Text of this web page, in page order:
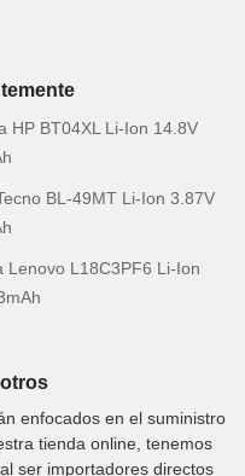
HP BT04XL Li-Ion 14.8V
BL-49MT Li-Ion 3.87V
Lenovo L18C3PF6 Li-Ion
enfocados en el suministro
tienda online, tenemos
ser importadores directos